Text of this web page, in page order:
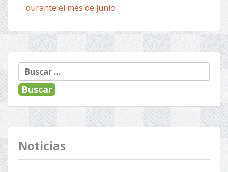
durante el mes de junio
Buscar:
Noticias